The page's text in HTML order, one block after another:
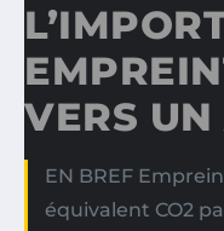
VERS
EN BREF
équivalent CO2